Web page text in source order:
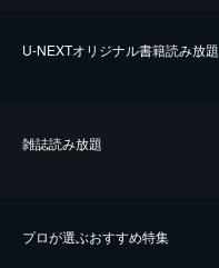
U-NEXTオリジナル書籍読み放題
雑誌読み放題
プロが選ぶおすすめ特集